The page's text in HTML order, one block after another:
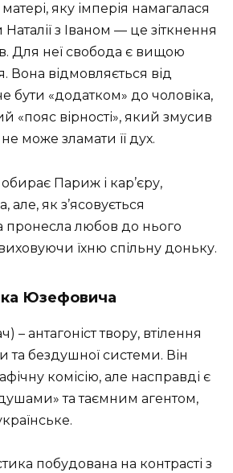
яку імперія намагалася
з Іваном — це зіткнення
Для неї свобода є вищою
Вона відмовляється від
бути «додатком» до чоловіка,
«пояс вірності», який змусив
не може зламати її дух.
Париж і кар’єру,
як з’ясовується
пронесла любов до нього
їхню спільну доньку.
Юзефовича
антагоніст твору, втілення
та бездушної системи. Він
комісію, але насправді є
та таємним агентом,
побудована на контрасті з